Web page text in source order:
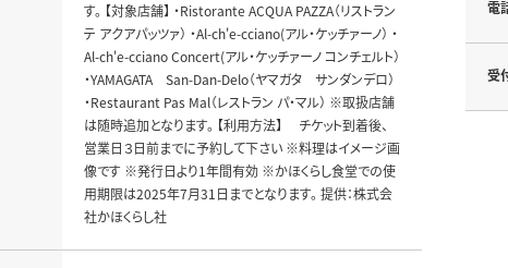
す。 【対象店舗】 ・Ristorante ACQUA PAZZA（リストラン
テ アクアパッツァ） ・Al-ch'e-cciano(アル・ケッチァーノ） ・
Al-ch'e-cciano Concert(アル・ケッチァーノ コンチェルト）
・YAMAGATA San-Dan-Delo（ヤマガタ サンダンデロ）
・Restaurant Pas Mal（レストラン パ・マル） ※取扱店舗
は随時追加となります。 【利用方法】 チケット到着後、
営業日３日前までに予約して下さい ※料理はイメージ画
像です ※発行日より1年間有効 ※かほくらし食堂での使
用期限は2025年7月31日までとなります。 提供：株式会
社かほくらし社
電
受